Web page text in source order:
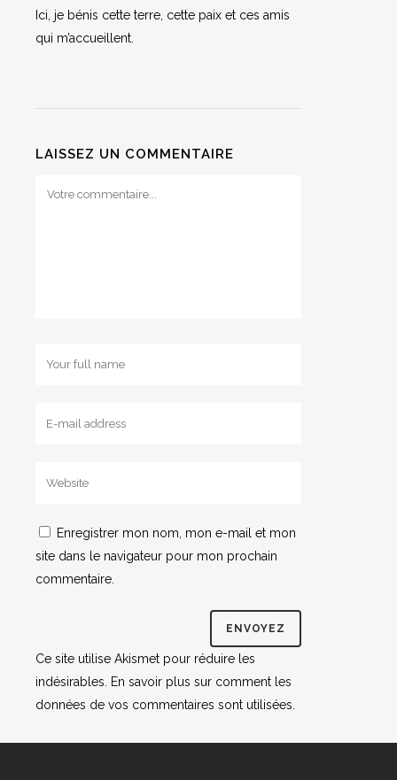
Ici, je bénis cette terre, cette paix et ces amis
qui m’accueillent.
LAISSEZ UN COMMENTAIRE
Enregistrer mon nom, mon e-mail et mon
site dans le navigateur pour mon prochain
commentaire.
Ce site utilise Akismet pour réduire les
indésirables.
En savoir plus sur comment les
données de vos commentaires sont utilisées